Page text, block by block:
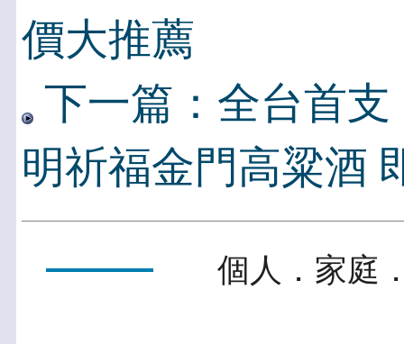
價大推薦
下一篇：全台首
明祈福金門高粱酒
個人．家庭